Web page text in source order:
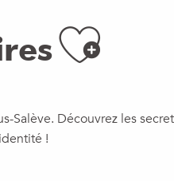
Découvrez les
!